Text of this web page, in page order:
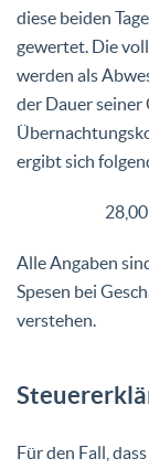
diese beiden
gewertet. Die
werden als
der Dauer seiner
ergibt sich
Alle Angaben
Spesen bei
verstehen.
Für den Fall,